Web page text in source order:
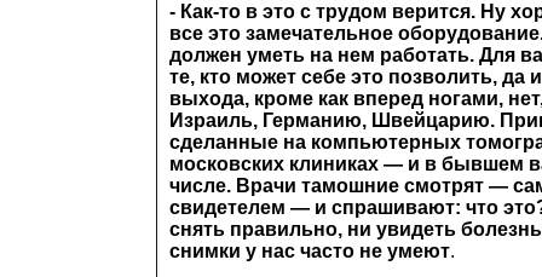
- Как-то в это с трудом верится. Ну
все это замечательное
должен уметь на нем работать. Для
те, кто может себе это позволить, да
выхода, кроме как вперед ногами,
Израиль, Германию, Швейцарию.
сделанные на компьютерных
московских клиниках — и в бывшем
числе. Врачи тамошние смотрят —
свидетелем — и спрашивают: что
снять правильно, ни увидеть
снимки у нас часто не умеют.